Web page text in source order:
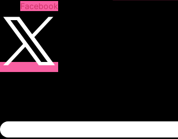
プ
Facebook